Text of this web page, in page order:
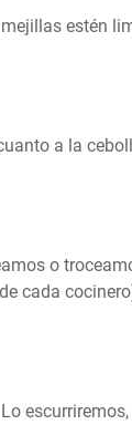
estén
a la
o
cada